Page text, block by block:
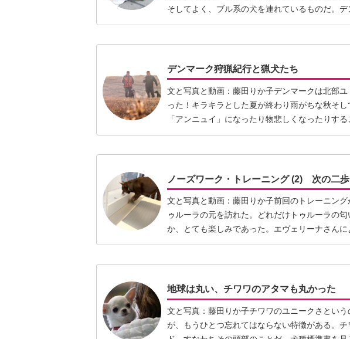
そしてよく、ブル系の犬を連れているものだ。デ
ースト…【続きを読む】
デンマーク狩猟紀行と猟犬たち
文と写真と動画：藤田りか子デンマークは北部
った！キラキラとした夏が終わり雨がちな秋そ
「アンニュイ」になったり物悲しくなったりす
ーたちだ…【続きを読む】
ノーズワーク・トレーニング (2) 次の二歩
文と写真と動画：藤田りか子前回のトレーニン
ゥルーラの元を訪れた。どれだけトゥルーラの
か、とても楽しみであった。エヴェリーナさん
においを…【続きを読む】
地球は丸い、チワワのアタマも丸かった
文と写真：藤田りか子チワワのユニークさとい
が、もうひとつ忘れてはならない特徴がある。